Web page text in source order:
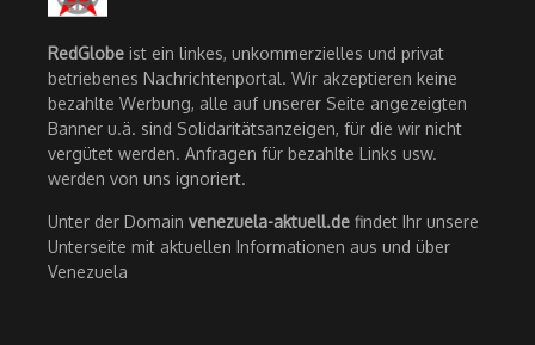
RedGlobe ist ein linkes, unkommerzielles und privat
betriebenes Nachrichtenportal. Wir akzeptieren keine
bezahlte Werbung, alle auf unserer Seite angezeigten
Banner u.ä. sind Solidaritätsanzeigen, für die wir nicht
vergütet werden. Anfragen für bezahlte Links usw.
werden von uns ignoriert.
Unter der Domain venezuela-aktuell.de findet Ihr unsere
Unterseite mit aktuellen Informationen aus und über
Venezuela